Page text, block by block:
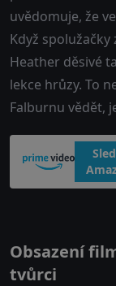
uvědomuje, že
Když
Heather děsivé
lekce hrůzy. To
Falburnu vědět,
Obsazení
tvůrci